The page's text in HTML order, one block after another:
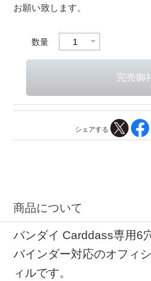
お願い致します。
数量
シェアする
商品について
バンダイ Carddass専用6
バインダー対応のオフィ
ィルです。